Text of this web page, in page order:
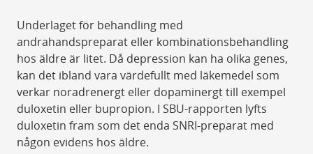
Underlaget för behandling med
andrahandspreparat eller kombinationsbehandling
hos äldre är litet. Då depression kan ha olika genes,
kan det ibland vara värdefullt med läkemedel som
verkar noradrenergt eller dopaminergt till exempel
duloxetin eller bupropion. I SBU-rapporten lyfts
duloxetin fram som det enda SNRI-preparat med
någon evidens hos äldre.